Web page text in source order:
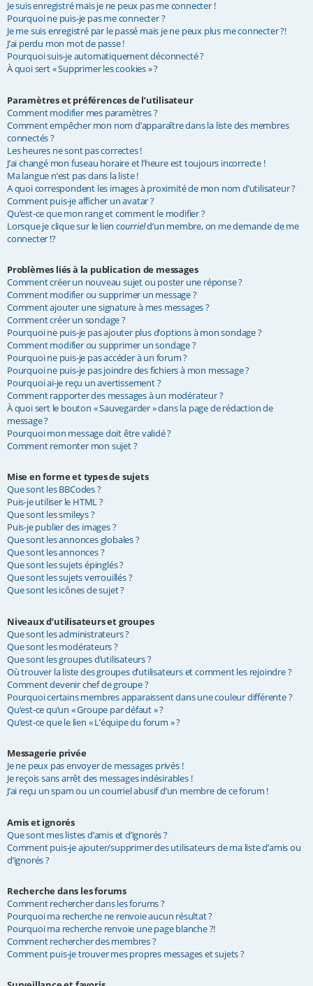
Je suis enregistré mais je ne peux pas me connecter !
Pourquoi ne puis-je pas me connecter ?
Je me suis enregistré par le passé mais je ne peux plus me connecter ?!
J’ai perdu mon mot de passe !
Pourquoi suis-je automatiquement déconnecté ?
À quoi sert « Supprimer les cookies » ?
Paramètres et préférences de l’utilisateur
Comment modifier mes paramètres ?
Comment empêcher mon nom d’apparaître dans la liste des membres
connectés ?
Les heures ne sont pas correctes !
J’ai changé mon fuseau horaire et l’heure est toujours incorrecte !
Ma langue n’est pas dans la liste !
A quoi correspondent les images à proximité de mon nom d’utilisateur ?
Comment puis-je afficher un avatar ?
Qu’est-ce que mon rang et comment le modifier ?
Lorsque je clique sur le lien courrield’un membre, on me demande de me
connecter !?
Problèmes liés à la publication de messages
Comment créer un nouveau sujet ou poster une réponse ?
Comment modifier ou supprimer un message ?
Comment ajouter une signature à mes messages ?
Comment créer un sondage ?
Pourquoi ne puis-je pas ajouter plus d’options à mon sondage ?
Comment modifier ou supprimer un sondage ?
Pourquoi ne puis-je pas accéder à un forum ?
Pourquoi ne puis-je pas joindre des fichiers à mon message ?
Pourquoi ai-je reçu un avertissement ?
Comment rapporter des messages à un modérateur ?
À quoi sert le bouton « Sauvegarder » dans la page de rédaction de
message ?
Pourquoi mon message doit être validé ?
Comment remonter mon sujet ?
Mise en forme et types de sujets
Que sont les BBCodes ?
Puis-je utiliser le HTML ?
Que sont les smileys ?
Puis-je publier des images ?
Que sont les annonces globales ?
Que sont les annonces ?
Que sont les sujets épinglés ?
Que sont les sujets verrouillés ?
Que sont les icônes de sujet ?
Niveaux d’utilisateurs et groupes
Que sont les administrateurs ?
Que sont les modérateurs ?
Que sont les groupes d’utilisateurs ?
Où trouver la liste des groupes d’utilisateurs et comment les rejoindre ?
Comment devenir chef de groupe ?
Pourquoi certains membres apparaissent dans une couleur différente ?
Qu’est-ce qu’un « Groupe par défaut » ?
Qu’est-ce que le lien « L’équipe du forum » ?
Messagerie privée
Je ne peux pas envoyer de messages privés !
Je reçois sans arrêt des messages indésirables !
J’ai reçu un spam ou un courriel abusif d’un membre de ce forum !
Amis et ignorés
Que sont mes listes d’amis et d’ignorés ?
Comment puis-je ajouter/supprimer des utilisateurs de ma liste d’amis ou
d’ignorés ?
Recherche dans les forums
Comment rechercher dans les forums ?
Pourquoi ma recherche ne renvoie aucun résultat ?
Pourquoi ma recherche renvoie une page blanche ?!
Comment rechercher des membres ?
Comment puis-je trouver mes propres messages et sujets ?